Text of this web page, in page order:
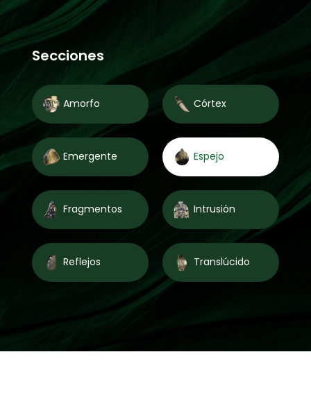
Secciones
Amorfo Córtex
Emergente Espejo
Fragmentos Intrusión
Reflejos Translúcido